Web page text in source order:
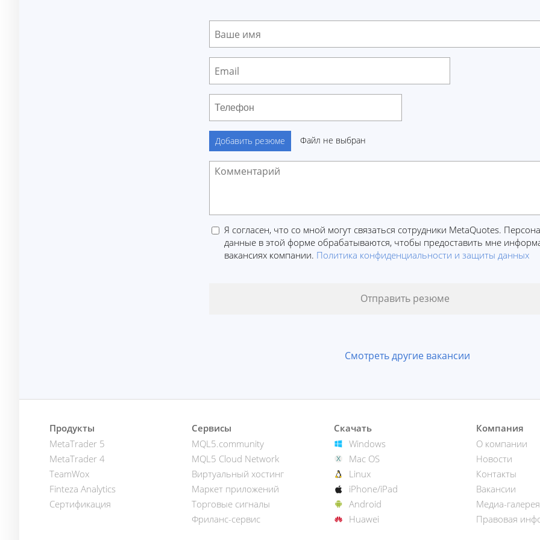
Добавить резюме Файл не выбран
Я согласен, что со мной могут связаться сотрудники MetaQuotes.
данные в этой форме обрабатываются, чтобы предоставить мне
вакансиях компании. Политика конфиденциальности и защиты данных
Смотреть другие вакансии
Продукты
MetaTrader 5
MetaTrader 4
TeamWox
Finteza Analytics
Сертификация
Сервисы
MQL5.community
MQL5 Cloud Network
Виртуальный хостинг
Маркет приложений
Торговые сигналы
Фриланс-сервис
Скачать
Windows
Mac OS
Linux
iPhone/iPad
Android
Huawei
Компания
О компании
Новости
Контакты
Вакансии
Медиа-галерея
Правовая